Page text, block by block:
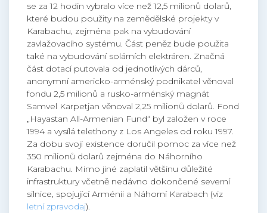
se za 12 hodin vybralo více než 12,5 milionů dolarů,
které budou použity na zemědělské projekty v
Karabachu, zejména pak na vybudování
zavlažovacího systému. Část peněz bude použita
také na vybudování solárních elektráren. Značná
část dotací putovala od jednotlivých dárců,
anonymní americko-arménský podnikatel věnoval
fondu 2,5 milionů a rusko-arménský magnát
Samvel Karpetjan věnoval 2,25 milionů dolarů. Fond
„Hayastan All-Armenian Fund“ byl založen v roce
1994 a vysílá telethony z Los Angeles od roku 1997.
Za dobu svojí existence doručil pomoc za více než
350 milionů dolarů zejména do Náhorního
Karabachu. Mimo jiné zaplatil většinu důležité
infrastruktury včetně nedávno dokončené severní
silnice, spojující Arménii a Náhorní Karabach (viz
letní zpravodaj).